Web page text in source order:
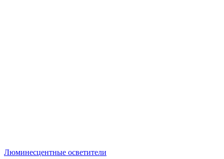
Люминесцентные осветители